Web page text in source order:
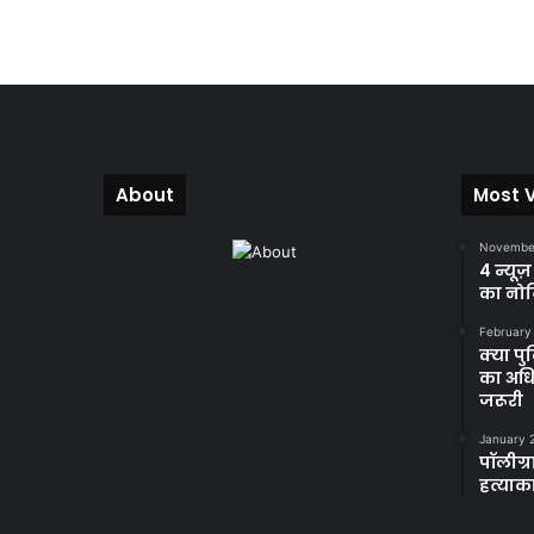
About Most
4 न्यूज़
का
क्या
का
जरूरी
January